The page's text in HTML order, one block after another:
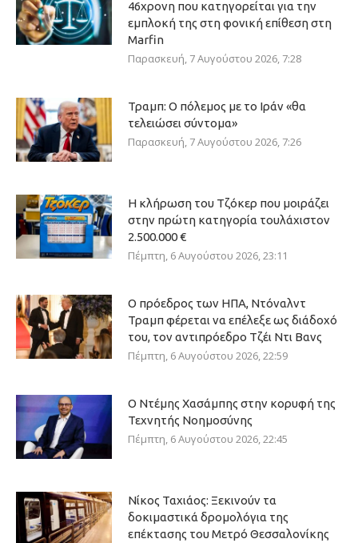
46χρονη που κατηγορείται για την
εμπλοκή της στη φονική επίθεση στη
Marfin
Παρασκευή, 7 Αυγούστου 2026, 7:28
Τραμπ: Ο πόλεμος με το Ιράν «θα
τελειώσει σύντομα»
Παρασκευή, 7 Αυγούστου 2026, 7:26
Η κλήρωση του Τζόκερ που μοιράζει
στην πρώτη κατηγορία τουλάχιστον
2.500.000 €
Πέμπτη, 6 Αυγούστου 2026, 23:11
Ο πρόεδρος των ΗΠΑ, Ντόναλντ
Τραμπ φέρεται να επέλεξε ως διάδοχό
του, τον αντιπρόεδρο Τζέι Ντι Βανς
Πέμπτη, 6 Αυγούστου 2026, 22:59
Ο Ντέμης Χασάμπης στην κορυφή της
Τεχνητής Νοημοσύνης
Πέμπτη, 6 Αυγούστου 2026, 22:45
Νίκος Ταχιάος: Ξεκινούν τα
δοκιμαστικά δρομολόγια της
επέκτασης του Μετρό Θεσσαλονίκης